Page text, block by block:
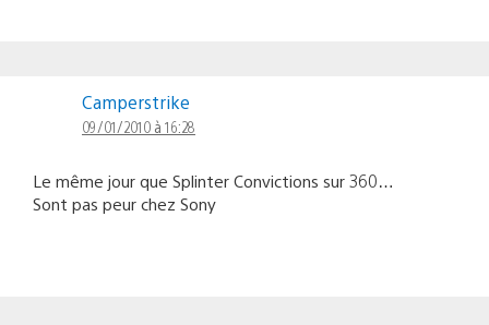
Camperstrike
09/01/2010 à 16:28
Le même jour que Splinter Convictions sur 360…
Sont pas peur chez Sony